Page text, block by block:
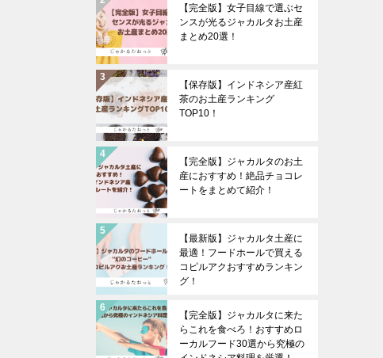
【完全版】女子目線で選ぶセ
ンスが光るジャカルタお土産
まとめ20選！
【保存版】インドネシア産紅
茶のお土産ランキング
TOP10！
【完全版】ジャカルタのお土
産におすすめ！絶品チョコレ
ートをまとめて紹介！
【最新版】ジャカルタ土産に
最適！フードホールで買える
コピルアクおすすめランキン
グ！
【完全版】ジャカルタに来た
らこれを食べろ！おすすめロ
ーカルフード30選から究極の